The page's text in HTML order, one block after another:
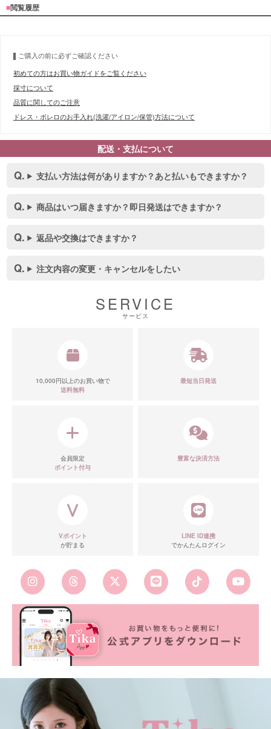
■ディティール
■閲覧履歴
ご購入の前に必ずご確認ください
初めての方はお買い物ガイドをご覧ください
採寸について
品質に関してのご注意
ドレス・ボレロのお手入れ(洗濯/アイロン/保管)方法について
配送・支払について
支払い方法は何がありますか？あと払いもできますか？
商品はいつ届きますか？即日発送はできますか？
返品や交換はできますか？
注文内容の変更・キャンセルをしたい
SERVICE
サービス
10,000円以上のお買い物で
送料無料
最短当日発送
会員限定
ポイント付与
豊富な決済方法
Vポイント
が貯まる
LINE ID連携
でかんたんログイン